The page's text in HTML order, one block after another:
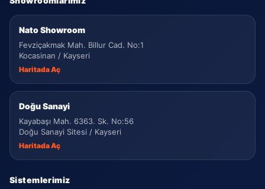
Nato Showroom
Fevziçakmak Mah. Billur Cad. No:1
Kocasinan / Kayseri
Haritada Aç
Doğu Sanayi
Kayabaşı Mah. 6363. Sk. No:56
Doğu Sanayi Sitesi / Kayseri
Haritada Aç
Sistemlerimiz